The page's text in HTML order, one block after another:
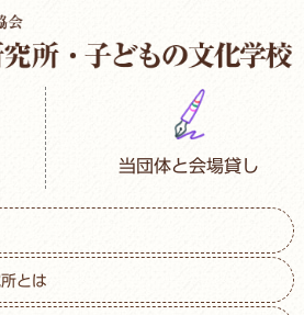
当団体と会場貸し
とは